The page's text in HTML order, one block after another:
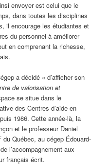
envoyer est celui que le
dans toutes les disciplines
il encourage les étudiantes et
du personnel à améliorer
en comprenant la richesse,
a décidé « d’afficher son
de valorisation et
se situe dans le
des Centres d’aide en
1986. Cette année-là, la
et le professeur Daniel
Québec, au cégep Édouard-
l’accompagnement aux
français écrit.